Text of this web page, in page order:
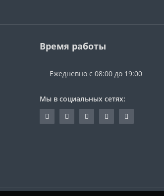
Время работы
Ежедневно с 08:00 до 19:00
Мы в социальных сетях: